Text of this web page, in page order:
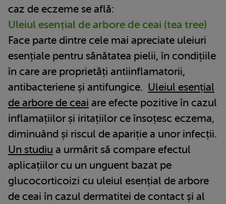
caz de eczeme se află:
Uleiul esențial de arbore de ceai (tea tree)
Face parte dintre cele mai apreciate uleiuri
esențiale pentru sănătatea pielii, în condițiile
în care are proprietăți antiinflamatorii,
antibacteriene și antifungice. Uleiul esențial
de arbore de ceai are efecte pozitive în cazul
inflamațiilor și iritațiilor ce însoțesc eczema,
diminuând și riscul de apariție a unor infecții.
Un studiu a urmărit să compare efectul
aplicațiilor cu un unguent bazat pe
glucocorticoizi cu uleiul esențial de arbore
de ceai în cazul dermatitei de contact și al